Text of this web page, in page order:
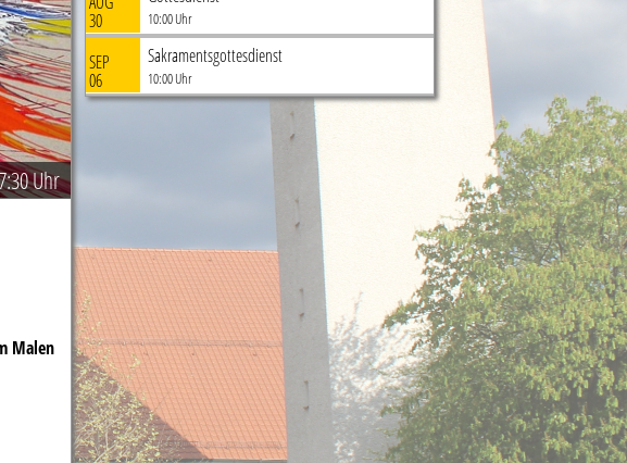
Uhr
Malen
30 10:00 Uhr
SEP
06
Sakramentsgottesdienst
10:00 Uhr